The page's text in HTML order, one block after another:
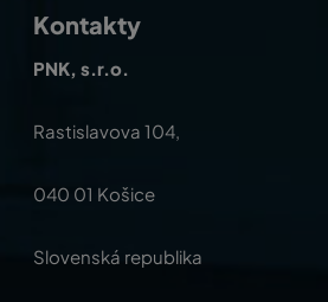
Kontakty
PNK, s.r.o.
Rastislavova 104,
040 01 Košice
Slovenská republika